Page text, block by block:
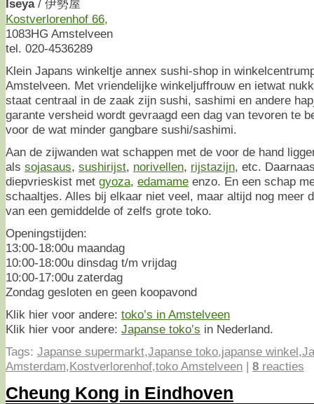
Iseya/ 伊勢屋
Kostverlorenhof 66,
1083HG Amstelveen
tel. 020-4536289
Klein Japans winkeltje annex sushi-shop in
Amstelveen. Met vriendelijke winkeljuffrouw en ietwat
staat centraal in de zaak zijn sushi, sashimi en andere
garante versheid wordt gevraagd een dag van tevoren te
voor de wat minder gangbare sushi/sashimi.
Aan de zijwanden wat schappen met de voor de hand
als sojasaus, sushirijst, norivellen, rijstazijn, etc.
diepvrieskist met gyoza, edamame enzo. En een schap
schaaltjes. Alles bij elkaar niet veel, maar altijd nog meer
van een gemiddelde of zelfs grote toko.
Openingstijden:
13:00-18:00u maandag
10:00-18:00u dinsdag t/m vrijdag
10:00-17:00u zaterdag
Zondag gesloten en geen koopavond
Klik hier voor andere: toko’s in Amstelveen
Klik hier voor andere: Japanse toko’s in Nederland.
Tags: Japanse supermarkt,Japanse toko,japanse winkel,
Amsterdam,Kostverlorenhof,toko Amstelveen | 8 reacties
Cheung Kong in Eindhoven